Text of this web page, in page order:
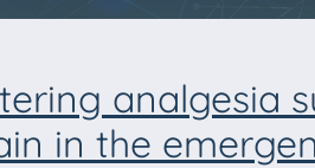
analgesia
in the